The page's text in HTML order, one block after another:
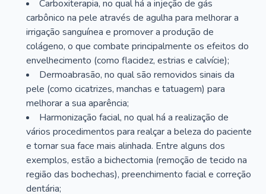
Carboxiterapia, no qual há a injeção de gás
carbônico na pele através de agulha para melhorar a
irrigação sanguínea e promover a produção de
colágeno, o que combate principalmente os efeitos do
envelhecimento (como flacidez, estrias e calvície);
Dermoabrasão, no qual são removidos sinais da
pele (como cicatrizes, manchas e tatuagem) para
melhorar a sua aparência;
Harmonização facial, no qual há a realização de
vários procedimentos para realçar a beleza do paciente
e tornar sua face mais alinhada. Entre alguns dos
exemplos, estão a bichectomia (remoção de tecido na
região das bochechas), preenchimento facial e correção
dentária;